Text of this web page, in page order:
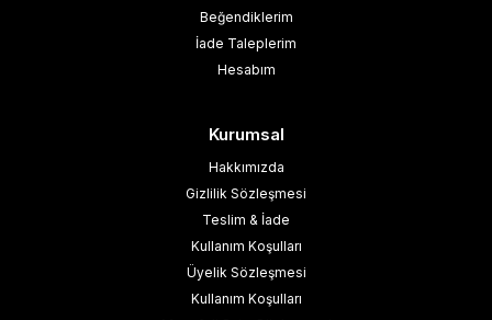
Beğendiklerim
İade Taleplerim
Hesabım
Kurumsal
Hakkımızda
Gizlilik Sözleşmesi
Teslim & İade
Kullanım Koşulları
Üyelik Sözleşmesi
Kullanım Koşulları